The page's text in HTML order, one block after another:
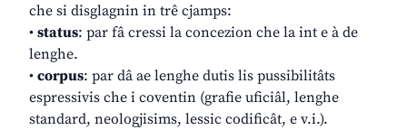
che si disglagnin in trê cjamps:
• status: par fâ cressi la concezion che la int e à de
lenghe.
• corpus: par dâ ae lenghe dutis lis pussibilitâts
espressivis che i coventin (grafie uficiâl, lenghe
standard, neologjisims, lessic codificât, e v.i.).